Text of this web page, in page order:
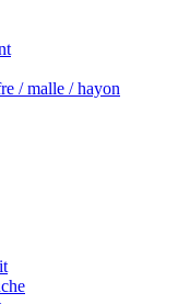
/ malle / hayon